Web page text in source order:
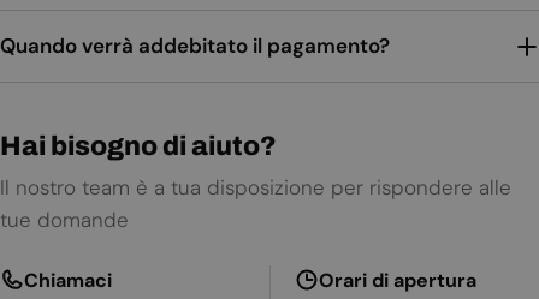
Quando verrà addebitato il pagamento?
Hai bisogno di aiuto?
Il nostro team è a tua disposizione per rispondere alle
tue domande
Chiamaci Orari di apertura